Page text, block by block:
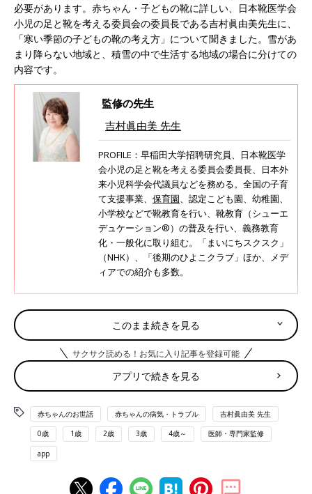
必要があります。赤ちゃん・子どもの靴に詳しい、日本靴医学会
小児の足と靴を考える委員会の委員長である吉村眞由美先生に、
「寒い季節の子どもの靴の考え方」について聞きました。雪があ
まり降らない地域と、積雪の中で生活する地域の場合に分けての
内容です。
監修の先生
吉村眞由美 先生
PROFILE：早稲田大学招聘研究員、日本靴医学
会小児の足と靴を考える委員会委員長、日本外
来小児科学会代議員などを務める。全国の子育
て支援事業、 保育園 、認定こども園、幼稚園、
小学校などで靴教育を行い、靴教育（シューエ
デュケーション®）の普及を行い、義務教育
化・一般化に取り組む。「まいにちスクスク」
（NHK）、「後期のひよこクラブ」ほか、メデ
ィアでの紹介も多数。
雪があまり降らない地域は、冬仕様の靴でなくても
大丈夫。ムートンブーツには注意を
――雪があまり降らない、関東地方より南の地域では、スノーブ
ーツなどが必要でしょうか？
吉村先生（以下敬称略） 雪があまり降らない地域では、冬にな
ると雪遊び用の靴を買ったほうがいいのかが気になると思いま
す。寒いと言っても、靴を暖かい素材のものにする必要があるの
は、東北以北の雪が積もる寒い地方です。雪のない地方でも、雪
専用のスノーブーツなどが売られていますが、これはスキー場な
このまま続きを見る
サクサク読める！お気に入り記事を登録可能
アプリで続きを見る
赤ちゃんのお世話 赤ちゃんの病気・トラブル 吉村眞由美 先生
0歳 1歳 2歳 3歳 4歳～ 医師・専門家監修
app